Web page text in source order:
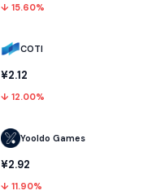
↓ 15.60%
COTI
¥2.12
↓ 12.00%
Yooldo Games
¥2.92
↓ 11.90%